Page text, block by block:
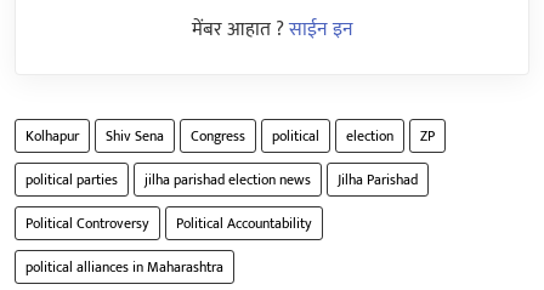
मेंबर आहात ?साईन इन
Kolhapur Shiv Sena Congress political election
ZP
political parties
jilha parishad election news
Jilha Parishad
Political Controversy
Political Accountability
political alliances in Maharashtra